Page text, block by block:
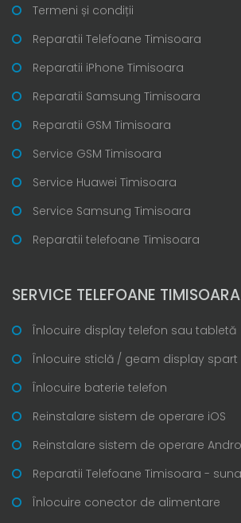
Termeni și condiții
Reparatii Telefoane Timisoara
Reparatii iPhone Timisoara
Reparatii Samsung Timisoara
Reparatii GSM Timisoara
Service GSM Timisoara
Service Huawei Timisoara
Service Samsung Timisoara
Reparatii telefoane Timisoara
SERVICE TELEFOANE TIMISOARA
Înlocuire display telefon sau tabletă
Înlocuire sticlă / geam display spart
Înlocuire baterie telefon
Reinstalare sistem de operare iOS
Reinstalare sistem de operare
Reparatii Telefoane Timisoara -
Înlocuire conector de alimentare